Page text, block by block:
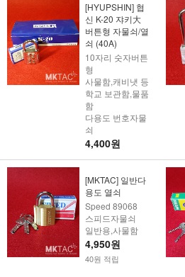
[HYUPSHIN] 협
신 K-20 쟈키大
버튼형 자물쇠/열
쇠 (40A)
10자리 숫자버튼
형
사물함,캐비냇 등
학교 보관함,물품
함
다용도 번호자물
쇠
4,400원
[MKTAC] 일반다
용도 열쇠
Speed 89068
스피드자물쇠
일반용,사물함
4,950원
40원 적립